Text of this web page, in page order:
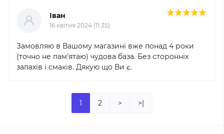
Іван
16 квітня 2024 (11:35)
Замовляю в Вашому магазині вже понад 4 роки
(точно не пам'ятаю) чудова база. Без сторонніх
запахів і смаків. Дякую що Ви є.
1 2 > >|